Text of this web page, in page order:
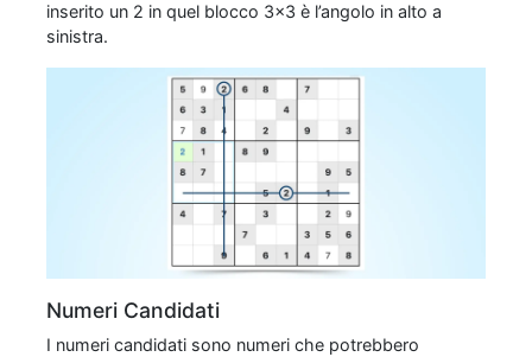
inserito un 2 in quel blocco 3x3 è l’angolo in alto a
sinistra.
Numeri Candidati
I numeri candidati sono numeri che potrebbero